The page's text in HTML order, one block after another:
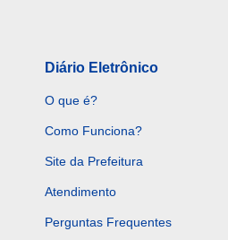
Diário Eletrônico
O que é?
Como Funciona?
Site da Prefeitura
Atendimento
Perguntas Frequentes